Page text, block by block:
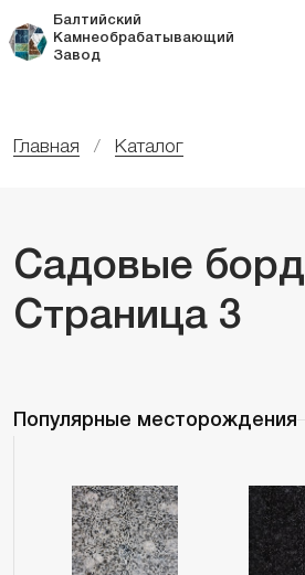
Балтийский
Камнеобрабатывающий
Завод
Главная Каталог
Садовые
Страница 3
Популярные месторождения